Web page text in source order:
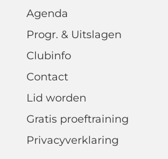
Agenda
Progr. & Uitslagen
Clubinfo
Contact
Lid worden
Gratis proeftraining
Privacyverklaring